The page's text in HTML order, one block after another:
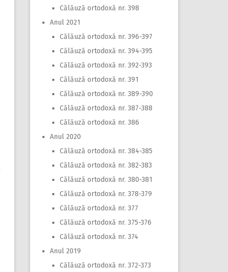
Călăuză ortodoxă nr. 398
Anul 2021
Călăuză ortodoxă nr. 396-397
Călăuză ortodoxă nr. 394-395
Călăuză ortodoxă nr. 392-393
Călăuză ortodoxă nr. 391
Călăuză ortodoxă nr. 389-390
Călăuză ortodoxă nr. 387-388
Călăuză ortodoxă nr. 386
Anul 2020
Călăuză ortodoxă nr. 384-385
Călăuză ortodoxă nr. 382-383
Călăuză ortodoxă nr. 380-381
Călăuză ortodoxă nr. 378-379
Călăuză ortodoxă nr. 377
Călăuză ortodoxă nr. 375-376
Călăuză ortodoxă nr. 374
Anul 2019
Călăuză ortodoxă nr. 372-373